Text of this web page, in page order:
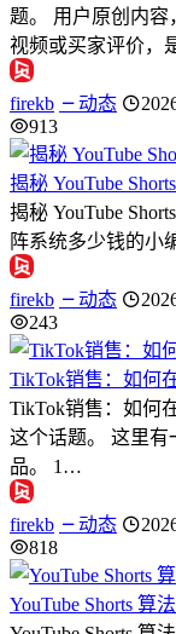
题。 用户原创内容
视频或买家评价，
firekb 动态
913
揭秘 YouTube
揭秘 YouTube
阵系统多少钱的小
firekb 动态
243
TikTok销售：如何
TikTok销售：如何
这个话题。 这里有
品。 1…
firekb 动态
818
YouTube Shorts 算